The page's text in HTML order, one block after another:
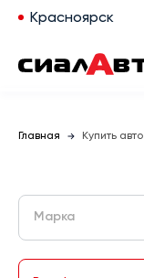
Красноярск
Главная Купить авто
Марка